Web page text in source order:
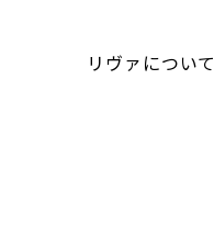
リヴァについて